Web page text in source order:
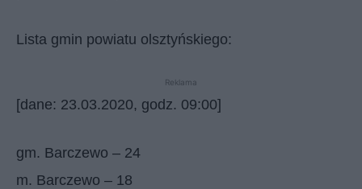
Lista gmin powiatu olsztyńskiego:
Reklama
[dane: 23.03.2020, godz. 09:00]
gm. Barczewo – 24
m. Barczewo – 18